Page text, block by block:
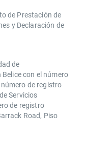
de Prestación de
y Declaración de
de
con el número
de registro
Servicios
de registro
Road, Piso